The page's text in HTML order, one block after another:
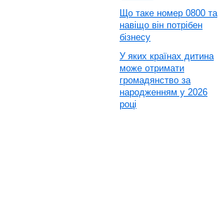
Що таке номер 0800 та
навіщо він потрібен
бізнесу
У яких країнах дитина
може отримати
громадянство за
народженням у 2026
році